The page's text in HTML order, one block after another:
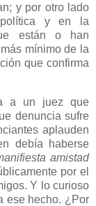
y por otro lado
y en la
están o han
mínimo de la
que confirma
a un juez que
denuncia sufre
aplauden
debía haberse
amistad
por el
Y lo curioso
ese hecho. ¿Por